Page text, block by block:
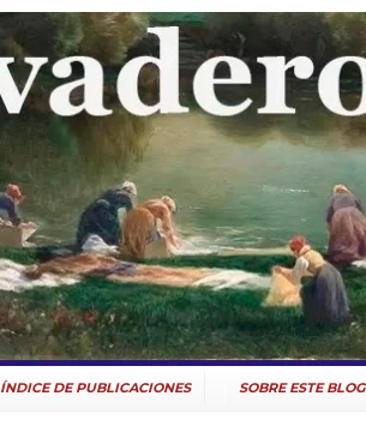
ÍNDICE DE PUBLICACIONES SOBRE ESTE BLOG